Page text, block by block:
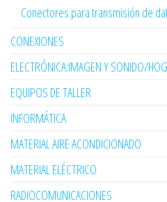
Conectores para transmisión de
CONEXIONES
ELECTRÓNICA:IMAGEN Y SONIDO/
EQUIPOS DE TALLER
INFORMÁTICA
MATERIAL AIRE ACONDICIONADO
MATERIAL ELÉCTRICO
RADIOCOMUNICACIONES